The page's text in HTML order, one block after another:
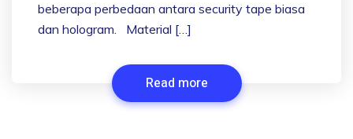
beberapa perbedaan antara security tape biasa
dan hologram. Material […]
Read more